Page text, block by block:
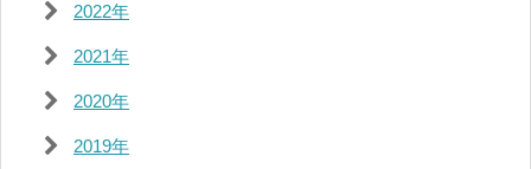
2022年
2021年
2020年
2019年